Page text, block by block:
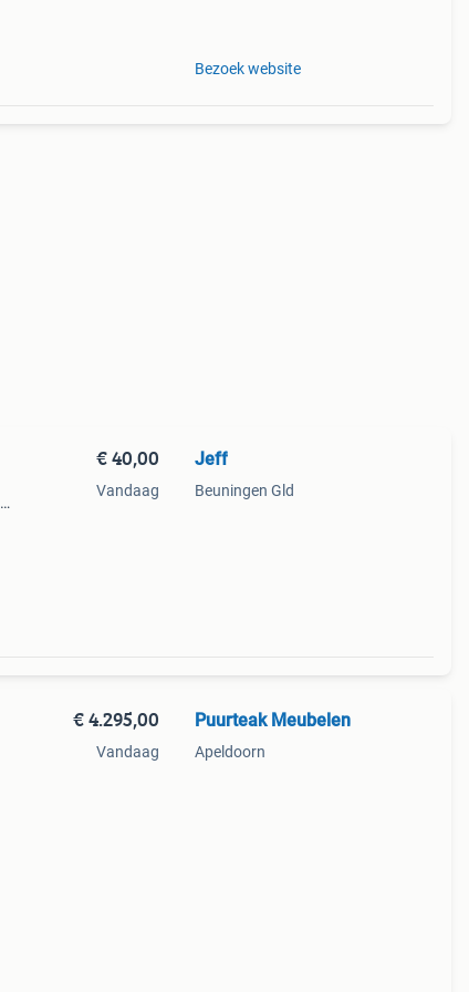
Bezoek website
€ 40,00
Vandaag
Jeff
Beuningen Gld
€ 4.295,00
Vandaag
Puurteak Meubelen
Apeldoorn